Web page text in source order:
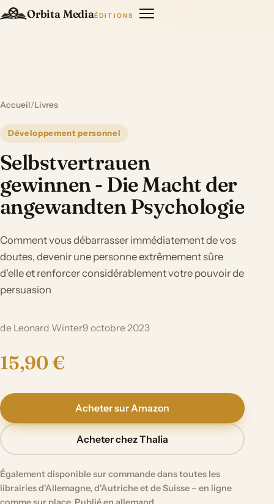
Orbita MediaÉDITIONS
Accueil/Livres
Développement personnel
Selbstvertrauen
gewinnen - Die Macht der
angewandten Psychologie
Comment vous débarrasser immédiatement de vos
doutes, devenir une personne extrêmement sûre
d'elle et renforcer considérablement votre pouvoir de
persuasion
de Leonard Winter9 octobre 2023
15,90 €
Acheter sur Amazon
Acheter chez Thalia
Également disponible sur commande dans toutes les
librairies d'Allemagne, d'Autriche et de Suisse – en ligne